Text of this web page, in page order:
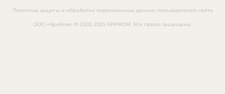
Политика защиты и обработки персональных данных пользователей сайта
ООО «АриКом» © 2002-2025 АРИКОМ. Все права защищены.